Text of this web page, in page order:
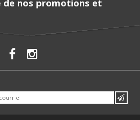
de nos promotions et